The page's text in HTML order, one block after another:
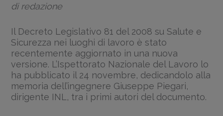
di redazione
Il Decreto Legislativo 81 del 2008 su Salute e
Sicurezza nei luoghi di lavoro è stato
recentemente aggiornato in una nuova
versione. L’Ispettorato Nazionale del Lavoro lo
ha pubblicato il 24 novembre, dedicandolo alla
memoria dell’ingegnere Giuseppe Piegari,
dirigente INL, tra i primi autori del documento.